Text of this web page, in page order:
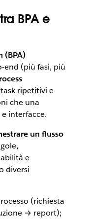
BPA e
(BPA)
end (più fasi, più
ripetitivi e
che una
interfacce.
un flusso
e
diversi
(richiesta
→ report);